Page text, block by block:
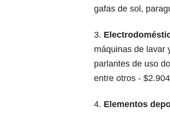
gafas de sol,
3.
máquinas de lavar
parlantes de uso
entre otros -
4. Elementos